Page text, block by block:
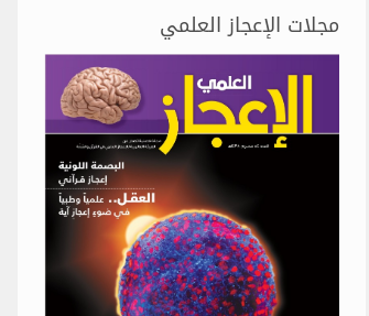
مجلات الإعجاز العلمي